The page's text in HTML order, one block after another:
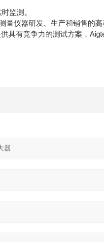
监测。
量仪器研发、生产和销售的
具有竞争力的测试方案，